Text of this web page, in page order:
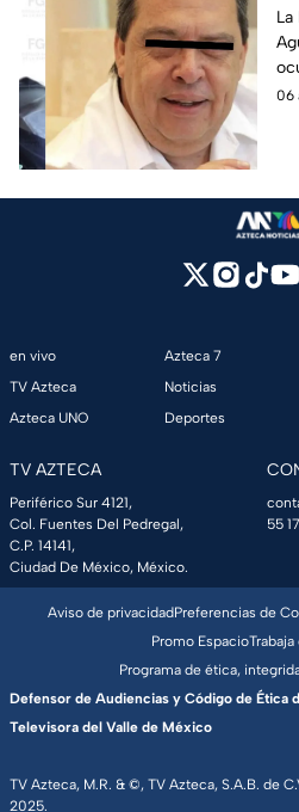
el
06
en vivo
TV Azteca
Azteca UNO
Azteca 7
Noticias
Deportes
TV AZTECA
Periférico Sur 4121,
Col. Fuentes Del Pedregal,
C.P. 14141,
Ciudad De México, México.
55
TV Azteca, M.R. & ©, TV Azteca, S.A.B. de
2025.
Aviso de privacidadPreferencias de
Promo Espacio
Programa de ética,
Defensor de Audiencias y Código de Ética
Televisora del Valle de México